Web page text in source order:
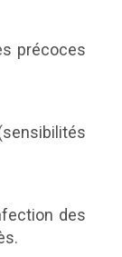
précoces
des